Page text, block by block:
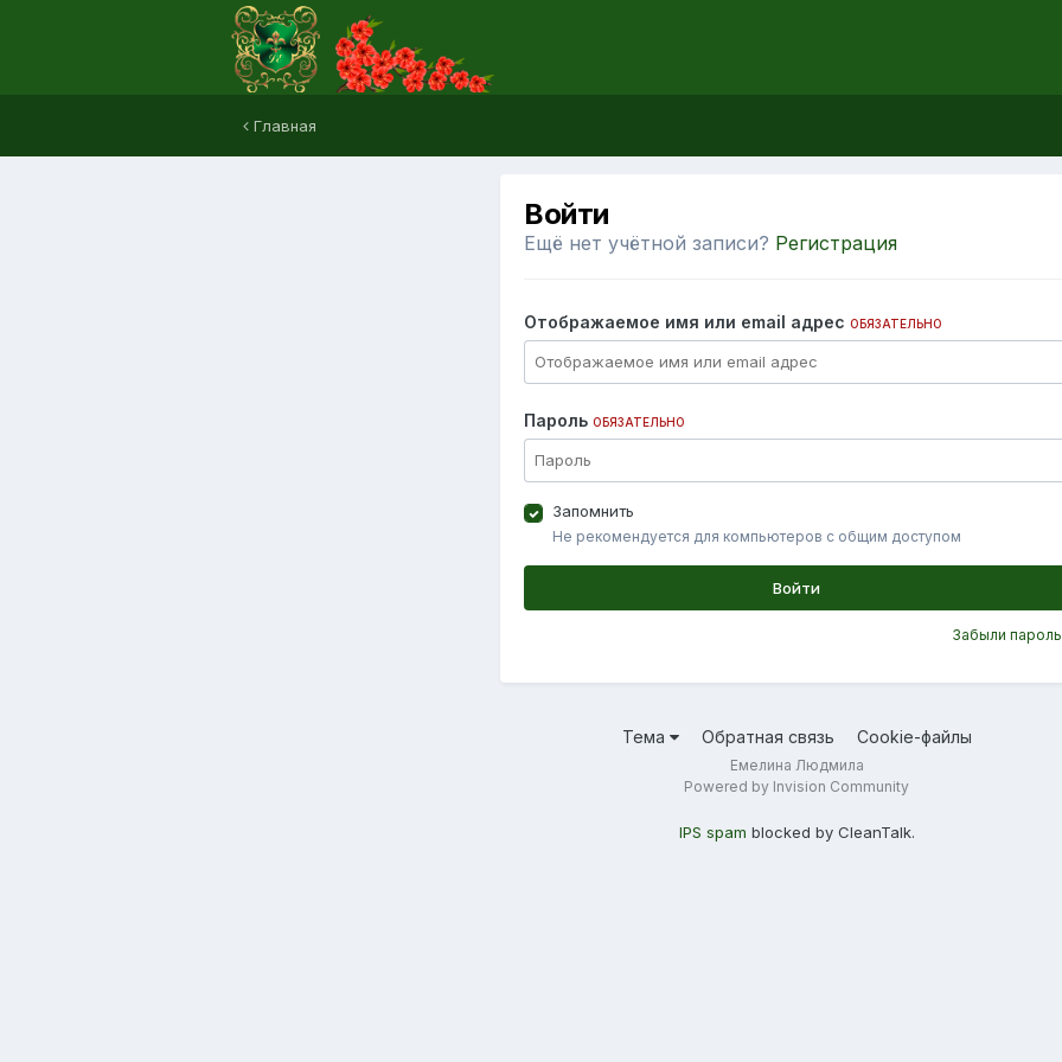
Главная
Войти
Ещё нет учётной записи? Регистрация
Отображаемое имя или email адрес ОБЯЗАТЕЛЬНО
Пароль ОБЯЗАТЕЛЬНО
Запомнить
Не рекомендуется для компьютеров с общим доступом
Войти
Забыли
Тема Обратная связь Cookie-файлы
Емелина Людмила
Powered by Invision Community
IPS spam blocked by CleanTalk.